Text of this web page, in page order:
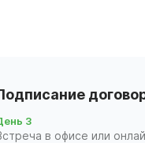
3
в офисе или